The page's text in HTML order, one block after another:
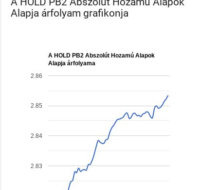
Alapja árfolyam grafikonja
A HOLD PB2 Abszolút Hozamú Alapok
Alapja árfolyama
2.83
2.84
2.85
2.86